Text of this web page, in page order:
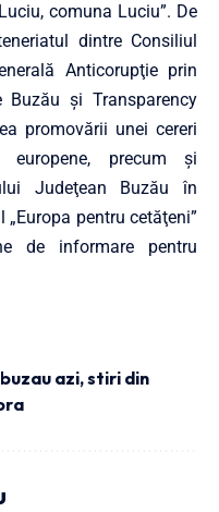
comuna Luciu”. De
dintre Consiliul
Anticorupţie prin
Buzău şi Transparency
promovării unei cereri
precum și
Judeţean Buzău în
pentru cetăţeni”
de informare pentru
azi,stiri din